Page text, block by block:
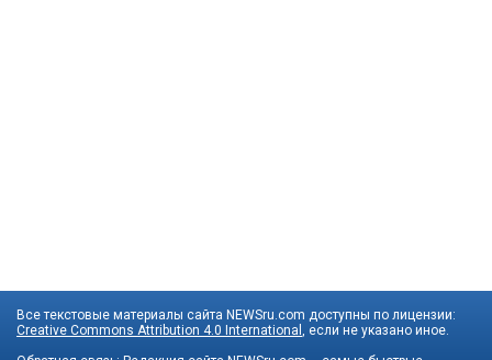
Все текстовые материалы сайта NEWSru.com доступны по лицензии:
Creative Commons Attribution 4.0 International , если не указано иное.